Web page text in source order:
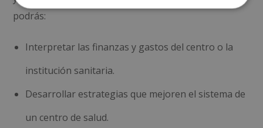
podrás:
Interpretar las finanzas y gastos del centro o la
institución sanitaria.
Desarrollar estrategias que mejoren el sistema de
un centro de salud.